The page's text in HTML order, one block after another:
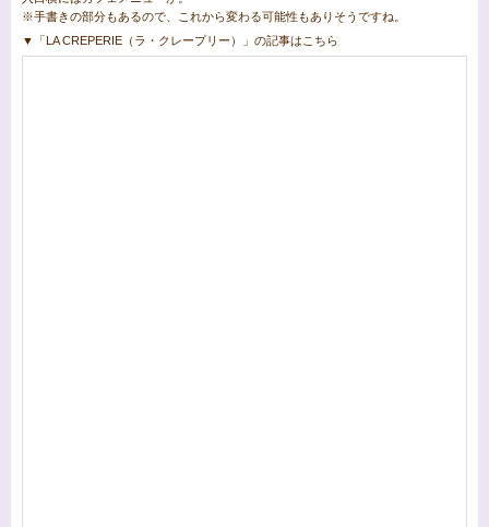
※手書きの部分もあるので、これから変わる可能性もありそうですね。
▼「LA CREPERIE（ラ・クレープリー）」の記事はこちら